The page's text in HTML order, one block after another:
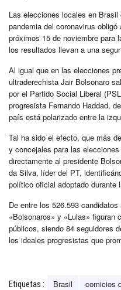
Las elecciones locales en
pandemia del coronavirus
próximos 15 de noviembre para
los resultados llevan a una
Al igual que en las elecciones
ultraderechista Jair Bolsonaro
por el Partido Social Liberal
progresista Fernando Haddad,
país está polarizado entre la
Tal ha sido el efecto, que más
y concejales para las
directamente al presidente
da Silva, líder del PT,
político oficial adoptado durante
De entre los 526.593
«Bolsonaros» y «Lulas» figuran
públicos, siendo 84 seguidores
los ideales progresistas que
Etiquetas : Brasil comicios